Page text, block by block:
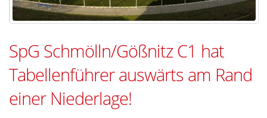
SpG Schmölln/Gößnitz C1 hat
Tabellenführer auswärts am Rand
einer Niederlage!